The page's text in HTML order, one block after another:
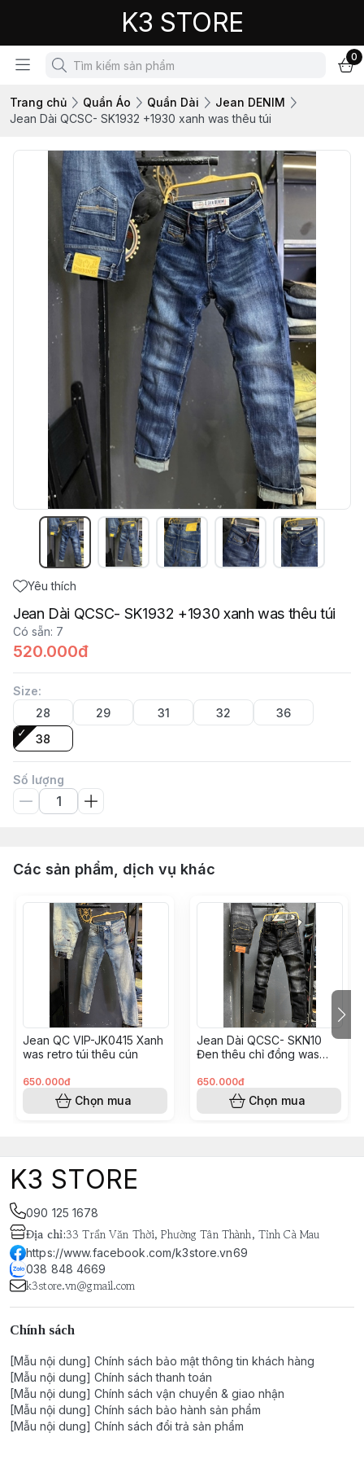
K3 STORE
0
Trang chủ Quần Áo Quần Dài
Jean DENIM
Jean Dài QCSC- SK1932 +1930 xanh was thêu túi
Yêu thích
Jean Dài QCSC- SK1932 +1930 xanh was thêu túi
Có sẵn: 7
520.000đ
Size:
28
29 31 32
36
38
Số lượng
Các sản phẩm, dịch vụ khác
Jean QC VIP-JK0415 Xanh
was retro túi thêu cún
650.000đ
Chọn mua
Jean Dài QCSC- SKN10
Đen thêu chỉ đồng was
650.000đ
Chọn mua
K3 STORE
090 125 1678
Địa chỉ:33 Trần Văn Thời, Phường Tân Thành, Tỉnh Cà Mau
https://www.facebook.com/k3store.vn69
038 848 4669
k3store.vn@gmail.com
Chính sách
[Mẫu nội dung] Chính sách bảo mật thông tin khách hàng
[Mẫu nội dung] Chính sách thanh toán
[Mẫu nội dung] Chính sách vận chuyển & giao nhận
[Mẫu nội dung] Chính sách bảo hành sản phẩm
[Mẫu nội dung] Chính sách đổi trả sản phẩm